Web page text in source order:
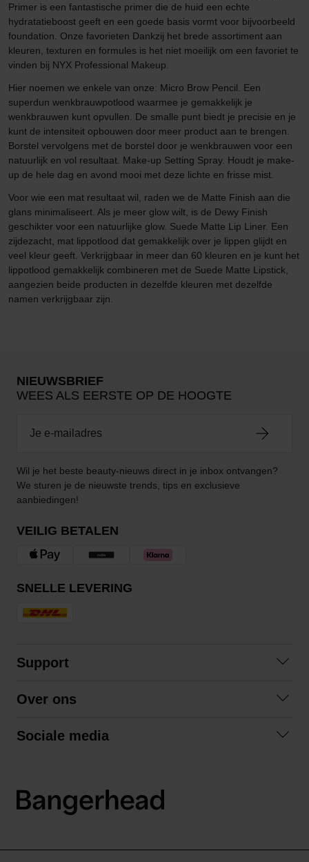
Primer is een fantastische primer die de huid een echte
hydratatieboost geeft en een goede basis vormt voor bijvoorbeeld
foundation. Onze favorieten Dankzij het brede assortiment aan
kleuren, texturen en formules is het niet moeilijk om een favoriet te
vinden bij NYX Professional Makeup.
Hier noemen we enkele van onze: Micro Brow Pencil. Een
superdun wenkbrauwpotlood waarmee je gemakkelijk je
wenkbrauwen kunt opvullen. De smalle punt biedt je precisie en je
kunt de intensiteit opbouwen door meer product aan te brengen.
Borstel vervolgens met de borstel door je wenkbrauwen voor een
natuurlijk en vol resultaat. Make-up Setting Spray. Houdt je make-
up de hele dag en avond mooi met deze lichte en frisse mist.
Voor wie een mat resultaat wil, raden we de Matte Finish aan die
glans minimaliseert. Als je meer glow wilt, is de Dewy Finish
geschikter voor een natuurlijke glow. Suede Matte Lip Liner. Een
zijdezacht, mat lippotlood dat gemakkelijk over je lippen glijdt en
veel kleur geeft. Verkrijgbaar in meer dan 60 kleuren en je kunt het
lippotlood gemakkelijk combineren met de Suede Matte Lipstick,
aangezien beide producten in dezelfde kleuren met dezelfde
namen verkrijgbaar zijn.
NIEUWSBRIEF
WEES ALS EERSTE OP DE HOOGTE
Wil je het beste beauty-nieuws direct in je inbox ontvangen?
We sturen je de nieuwste trends, tips en exclusieve
aanbiedingen!
VEILIG BETALEN
SNELLE LEVERING
Support
Algemene voorwaarden
Over ons
Sociale media
LinkedIn